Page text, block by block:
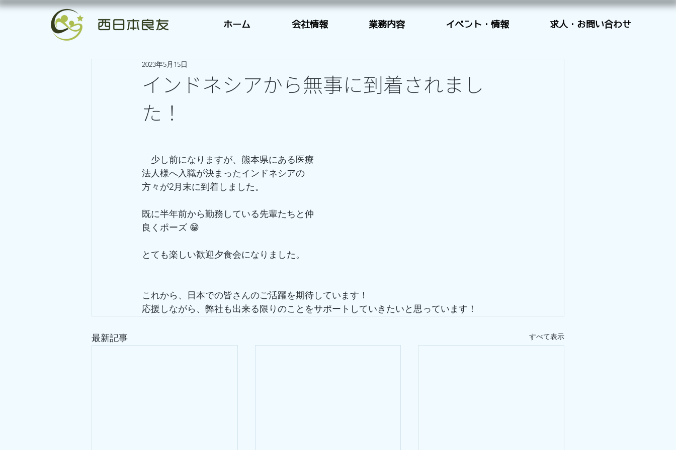
ホーム 会社情報 業務内容 イベント・情報 求人・お問い合わせ
インドネシアから無事に到着されまし
た！
2023年5月15日
少し前になりますが、熊本県にある医療
法人様へ入職が決まったインドネシアの
方々が2月末に到着しました。
既に半年前から勤務している先輩たちと仲
良くポーズ 😁
とても楽しい歓迎夕食会になりました。
これから、日本での皆さんのご活躍を期待しています！
応援しながら、弊社も出来る限りのことをサポートしていきたいと思っています！
最新記事 すべて表示